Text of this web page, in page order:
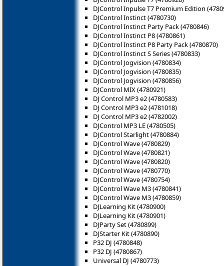
DJControl Inpulse T7 Premium Edition
DJControl Instinct (4780730)
DJControl Instinct Party Pack (4780846)
DJControl Instinct P8 (‎4780861)
DJControl Instinct P8 Party Pack (4780870)
DJControl Instinct S Series (4780833)
DJControl Jogvision (4780834)
DJControl Jogvision (4780835)
DJControl Jogvision (4780856)
DJControl MIX (4780921)
DJ Control MP3 e2 (4780583)
DJ Control MP3 e2 (4781018)
DJ Control MP3 e2 (4782002)
DJControl MP3 LE (4780505)
DJControl Starlight (4780884)
DJControl Wave (4780829)
DJControl Wave (4780821)
DJControl Wave (4780820)
DJControl Wave (4780770)
DJControl Wave (4780754)
DJControl Wave M3 (4780841)
DJControl Wave M3 (4780859)
DJLearning Kit (4780900)
DJLearning Kit (4780901)
DJParty Set (4780899)
DJStarter Kit (4780890)
P32 DJ (4780848)
P32 DJ (4780867)
Universal DJ (4780773)